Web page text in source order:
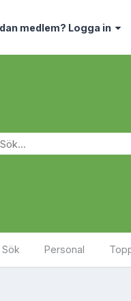
medlem? Logga in
Sök Personal